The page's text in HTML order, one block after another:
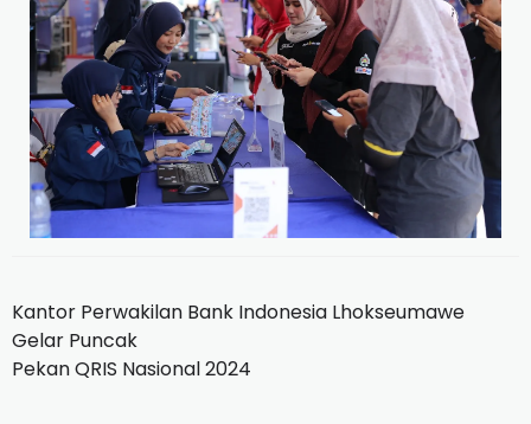
Kantor Perwakilan Bank Indonesia Lhokseumawe
Gelar Puncak
Pekan QRIS Nasional 2024